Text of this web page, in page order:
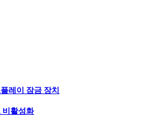
레이 잠금 장치
비활성화